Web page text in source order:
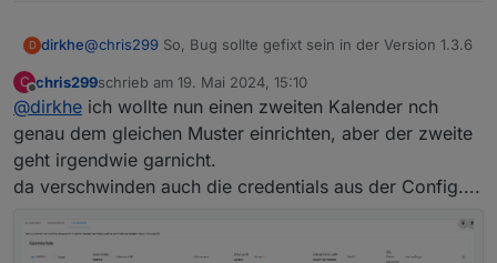
D dirkhe@chris299 So, Bug sollte gefixt sein in der Version 1.3.6
C
Offline
chris299schrieb am 19. Mai 2024, 15:10
zuletzt editiert von
@dirkhe ich wollte nun einen zweiten Kalender nch
genau dem gleichen Muster einrichten, aber der zweite
geht irgendwie garnicht.
da verschwinden auch die credentials aus der Config....